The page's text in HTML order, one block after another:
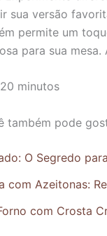
sua versão
permite um
para sua
20 minutos
também pode
O Segredo
com Azeitonas:
com Crosta